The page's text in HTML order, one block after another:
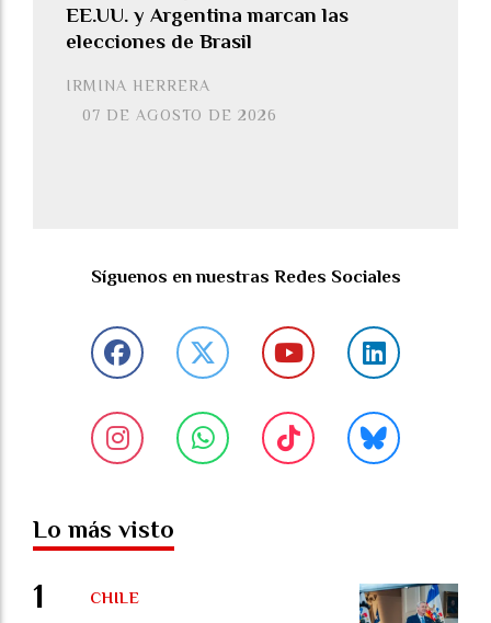
EE.UU. y Argentina marcan las
elecciones de Brasil
IRMINA HERRERA
07 DE AGOSTO DE 2026
Síguenos en nuestras Redes Sociales
Lo más visto
CHILE